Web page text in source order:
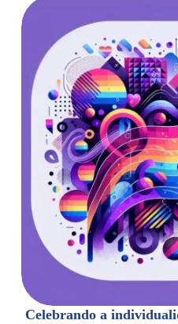
Celebrando a